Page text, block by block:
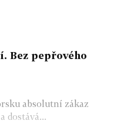
Bez pepřového
absolutní zákaz
dostává...